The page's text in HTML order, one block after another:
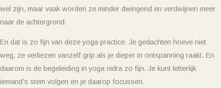
wel zijn, maar vaak worden ze minder dwingend en verdwijnen meer
naar de achtergrond.
En dat is zo fijn van deze yoga practice. Je gedachten hoeve niet
weg, ze verliezen vanzelf grip als je dieper in ontspanning raakt. En
daarom is de begeleiding in yoga nidra zo fijn. Je kunt letterlijk
iemand’s stem volgen en je daarop focussen.